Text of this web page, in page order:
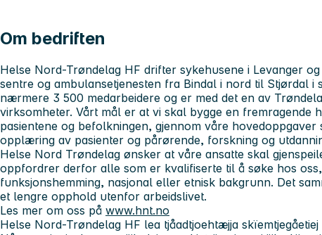
Om bedriften
Helse Nord-Trøndelag HF drifter sykehusene i Levanger
sentre og ambulansetjenesten fra Bindal i nord til Stjørdal i
nærmere 3 500 medarbeidere og er med det en av
virksomheter. Vårt mål er at vi skal bygge en fremragende
pasientene og befolkningen, gjennom våre hovedoppgaver
opplæring av pasienter og pårørende, forskning og
Helse Nord Trøndelag ønsker at våre ansatte skal
oppfordrer derfor alle som er kvalifiserte til å søke hos
funksjonshemming, nasjonal eller etnisk bakgrunn. Det
et lengre opphold utenfor arbeidslivet.
Les mer om oss på www.hnt.no
Helse Nord-Trøndelag HF lea tjåadtjoehtæjja